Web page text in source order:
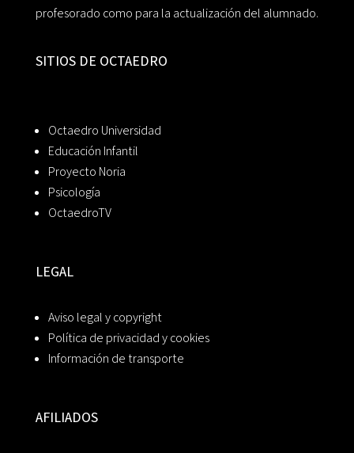
profesorado como para la actualización del alumnado.
SITIOS DE OCTAEDRO
Octaedro Universidad
Educación Infantil
Proyecto Noria
Psicología
OctaedroTV
LEGAL
Aviso legal y copyright
Política de privacidad y cookies
Información de transporte
AFILIADOS